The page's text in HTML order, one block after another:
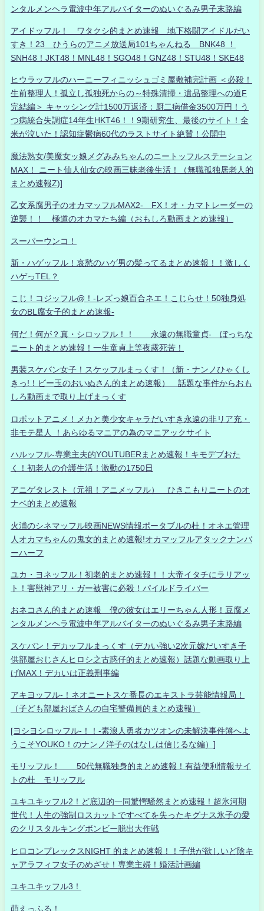
ンタルメンヘラ電波中年アルバイターのぬいぐるみ男子末路編
アイドッフル！ ワタクシ的まとめ速報 地下格闘アイドルだい
すき！23 ひうらのアニメ放送局101ちゃんねる BNK48 ！
SNH48！JKT48！MNL48！SGO48！GNZ48！STU48！SKE48
ヒウラッフルのハーニーフィニッシュゴミ屋敷補完計画 ＜必殺！
生前整理人！孤立し孤独死からの～特殊清掃・遺品整理への道F
完結編＞ キャッシング計1500万返済：厨二病借金3500万円！う
つ病統合失調症14年生HKT46！！9期研究生、最後のサイト！全
米が泣いた！認知症鬱病60代のラストサイト絶賛！公開中
魔法熟女/美魔女ッ娘メグみみちゃんのニートッフルステーション
MAX！ ニート仙人仙女の映画三昧老後生活！（無職孤独居老人的
まとめ速報Z)]
乙女系腐男子のオカマッフルMAX2- FX！オ・カマトレーダーの
逆襲！！ 極道のオカマたち編（おもしろ動画まとめ速報）
スーパーウンコ！
新・ハゲッフル！哀愁のハゲ男の髪ってるまとめ速報！！激しく
ハゲっTEL？
こじ！コジッフル@！-レズっ娘百合ネエ！こじらせ！50独身処
女のBL腐女子的まとめ速報-
何だ！何が？真・シロッフル！！ 永遠の無職童貞- ぼっちな
ニート的まとめ速報！一生童貞上等夜露死苦！
男装スケバン女子！スケッフルまっくす！（新・ナンノひゃくし
きっ!！ビー玉のおいぬさん的まとめ速報） 話題な事件からおも
しろ動画まで取り上げまっくす
ロボットアニメ！メカと美少女キャラだいすき永遠の非リア充・
非モテ星人 ！あらゆるマニアの為のマニアックサイト
ハルッフル-専業主夫的YOUTUBERまとめ速報！キモデブおた
く！初老人の介護生活！激動の1750日
アニゲタレスト（元祖！アニメッフル） ひきこもりニートのオ
ナベ的まとめ速報
火浦のシネマッフル映画NEWS情報ポータブルの杜！オネエ管理
人オカマちゃんの鬼女的まとめ速報!オカマッフルアタックナンバ
ーハーフ
ユカ・ヨネッフル！初老的まとめ速報！！大帝イタチにラリアッ
ト！害獣神アリ・ガー被害に必殺！パイルドライバー
おネコさん的まとめ速報 僕の彼女はエリーちゃん人形！豆腐メ
ンタルメンヘラ電波中年アルバイターのぬいぐるみ男子末路編
スケバン！デカッフルまっくす（デカい強い2次元嫁だいすき子
供部屋おじさんヒロシ之古惑仔的まとめ速報）話題な動画取り上
げMAX！デカいは正義刑事編
アキヨッフル-！ネオニートスケ番長のエキストラ芸能情報局！
（子ども部屋おばさんの自宅警備員的まとめ速報）
[ヨシヨシロッフル-！！-素浪人勇者カツオンの未解決事件簿へよ
うこそYOUKO！のナンノ洋子のはなしは信じるな編）]
モリッフル！ 50代無職独身的まとめ速報！有益便利情報サイ
トの杜 モリッフル
ユキユキッフル2！ど底辺的一同驚愕騒然まとめ速報！超氷河期
世代！人生の強制ロスカットですべてを失ったキグナス氷子の愛
のクリスタルキングボンビー脱出大作戦
ヒロコンプレックスNIGHT 的まとめ速報！！子供が欲しいど陰キ
ャアラフィフ女子のめざせ！専業主婦！婚活計画編
ユキユキッフル3！
萌えっふる！